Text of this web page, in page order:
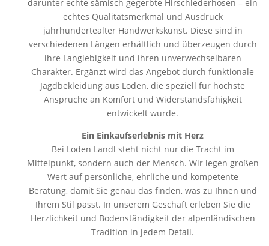
darunter echte sämisch gegerbte Hirschlederhosen – ein
echtes Qualitätsmerkmal und Ausdruck
jahrhundertealter Handwerkskunst. Diese sind in
verschiedenen Längen erhältlich und überzeugen durch
ihre Langlebigkeit und ihren unverwechselbaren
Charakter. Ergänzt wird das Angebot durch funktionale
Jagdbekleidung aus Loden, die speziell für höchste
Ansprüche an Komfort und Widerstandsfähigkeit
entwickelt wurde.
Ein Einkaufserlebnis mit Herz
Bei Loden Landl steht nicht nur die Tracht im
Mittelpunkt, sondern auch der Mensch. Wir legen großen
Wert auf persönliche, ehrliche und kompetente
Beratung, damit Sie genau das finden, was zu Ihnen und
Ihrem Stil passt. In unserem Geschäft erleben Sie die
Herzlichkeit und Bodenständigkeit der alpenländischen
Tradition in jedem Detail.